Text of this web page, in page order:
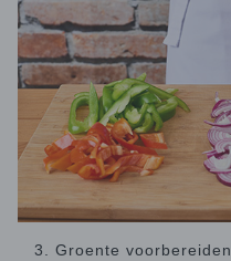
3. Groente voorbereiden